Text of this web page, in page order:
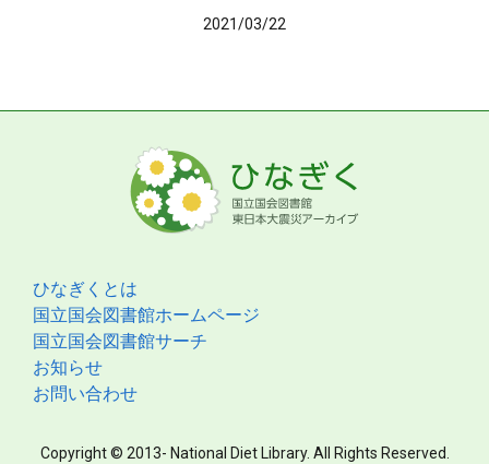
2021/03/22
ひなぎくとは
国立国会図書館ホームページ
国立国会図書館サーチ
お知らせ
お問い合わせ
Copyright © 2013- National Diet Library. All Rights Reserved.